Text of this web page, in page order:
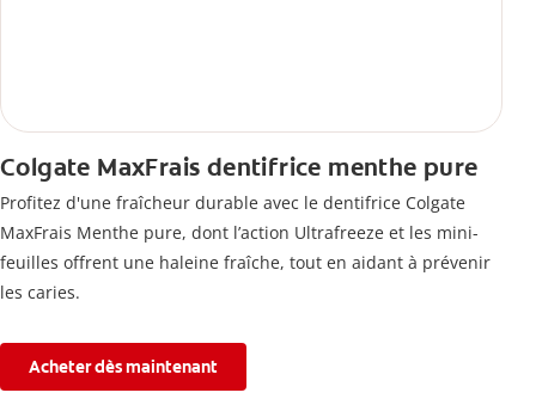
Colgate MaxFrais dentifrice menthe pure
Profitez d'une fraîcheur durable avec le dentifrice Colgate
MaxFrais Menthe pure, dont l’action Ultrafreeze et les mini-
feuilles offrent une haleine fraîche, tout en aidant à prévenir
les caries.
Acheter dès maintenant